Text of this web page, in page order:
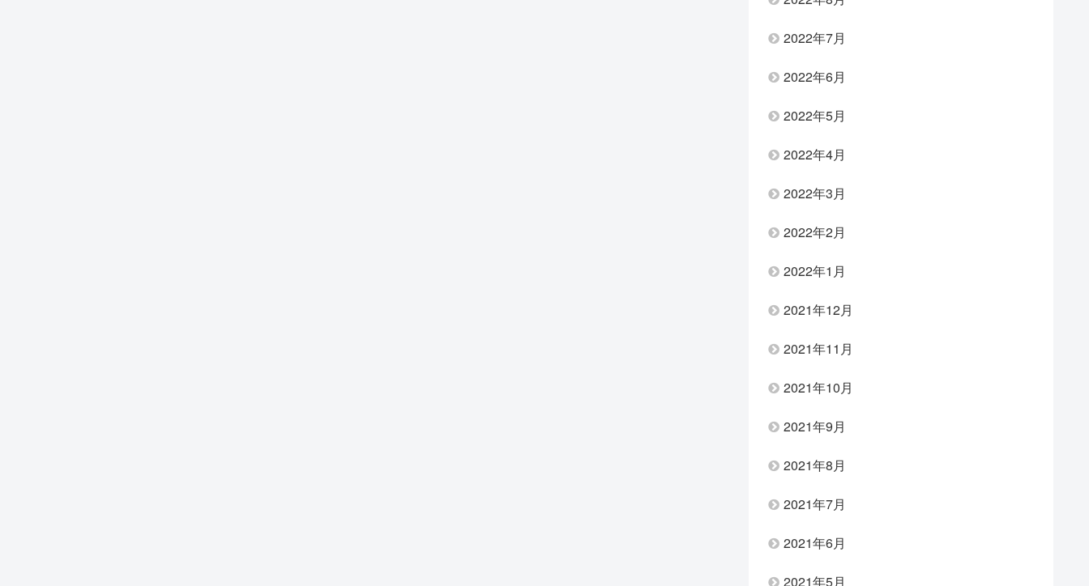
2022年7月
2022年6月
2022年5月
2022年4月
2022年3月
2022年2月
2022年1月
2021年12月
2021年11月
2021年10月
2021年9月
2021年8月
2021年7月
2021年6月
2021年5月